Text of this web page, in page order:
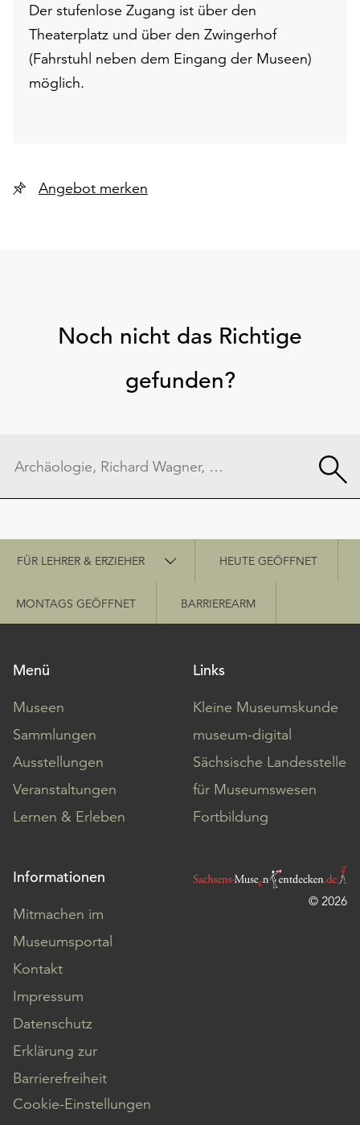
Der stufenlose Zugang ist über den
Theaterplatz und über den Zwingerhof
(Fahrstuhl neben dem Eingang der Museen)
möglich.
Angebot merken
Noch nicht das Richtige
gefunden?
Schnellzugriff
FÜR LEHRER & ERZIEHER HEUTE GEÖFFNET
MONTAGS GEÖFFNET BARRIEREARM
Menü
Museen
Sammlungen
Ausstellungen
Veranstaltungen
Lernen & Erleben
Links
Kleine Museumskunde
museum-digital
Sächsische Landesstelle
für Museumswesen
Fortbildung
Informationen
Mitmachen im
Museumsportal
Kontakt
Impressum
Datenschutz
Erklärung zur
Barrierefreiheit
Cookie-Einstellungen
© 2026